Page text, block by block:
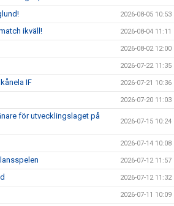
2026-08-05 10:53
ikväll! 2026-08-04 11:11
2026-08-02 12:00
2026-07-22 11:35
IF 2026-07-21 10:36
2026-07-20 11:03
för utvecklingslaget på
2026-07-15 10:24
2026-07-14 10:08
2026-07-12 11:57
2026-07-12 11:32
2026-07-11 10:09